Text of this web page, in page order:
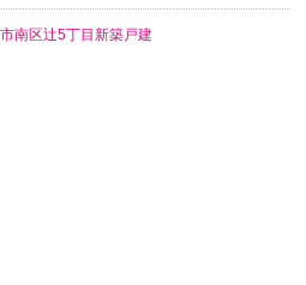
南区辻5丁目新築戸建